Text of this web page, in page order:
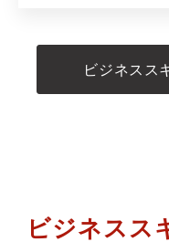
ビジネスス
ビジネスス